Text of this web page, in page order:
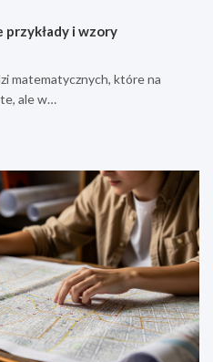
i wzory
matematycznych, które na
ale w…